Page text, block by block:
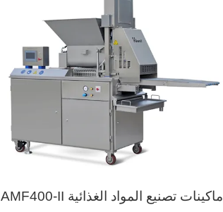
ماكينات تصنيع المواد الغذائية AMF400-II